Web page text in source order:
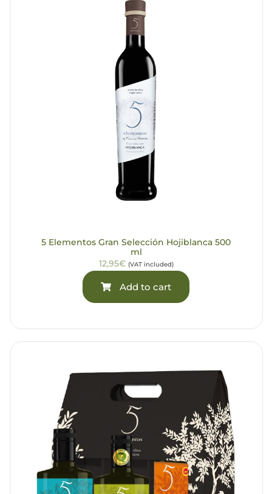
5 Elementos Gran Selección Hojiblanca 500
ml
12,95€ (VAT included)
Add to cart